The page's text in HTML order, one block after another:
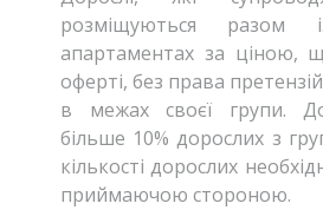
розміщуються
апартаментах за ціною,
оферті, без права
в межах своєї групи.
більше 10% дорослих з
кількості дорослих
приймаючою стороною.